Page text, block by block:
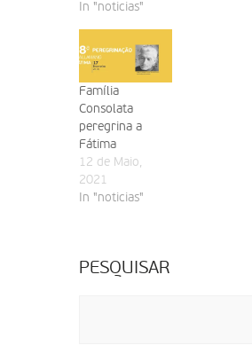
In "noticias"
Família
Consolata
peregrina a
Fátima
12 de Maio,
2021
In "noticias"
PESQUISAR